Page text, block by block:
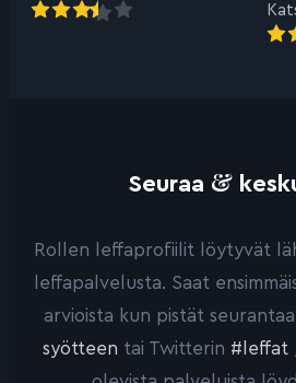
Seuraa &
Rollen leffaprofiilit löytyvät
leffapalvelusta. Saat
arvioista kun pistät
syötteen tai Twitterin #leffat